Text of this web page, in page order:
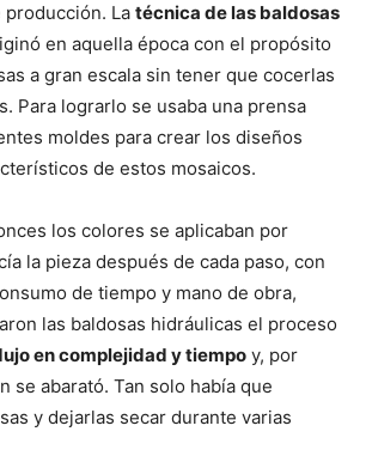
La técnica de las baldosas
en aquella época con el propósito
a gran escala sin tener que cocerlas
Para lograrlo se usaba una prensa
moldes para crear los diseños
de estos mosaicos.
los colores se aplicaban por
la pieza después de cada paso, con
de tiempo y mano de obra,
las baldosas hidráulicas el proceso
en complejidad y tiempo y, por
se abarató. Tan solo había que
y dejarlas secar durante varias